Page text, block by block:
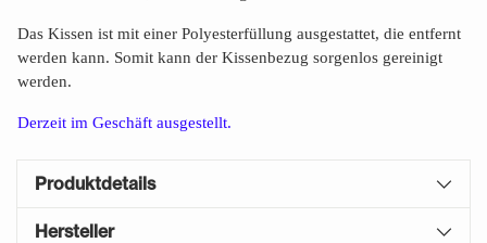
Das Kissen ist mit einer Polyesterfüllung ausgestattet, die entfernt
werden kann. Somit kann der Kissenbezug sorgenlos gereinigt
werden.
Derzeit im Geschäft ausgestellt.
Produktdetails
Hersteller